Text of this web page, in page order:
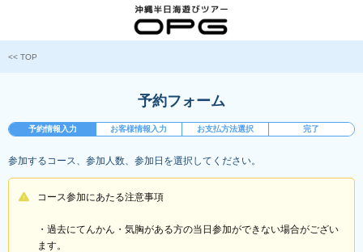
<< TOP
予約フォーム
予約情報入力 お客様情報入力 お支払方法選択 完了
参加するコース、参加人数、参加日を選択してください。
コース参加にあたる注意事項
・過去にてんかん・気胸がある方の当日参加ができない場合がござい
ます。